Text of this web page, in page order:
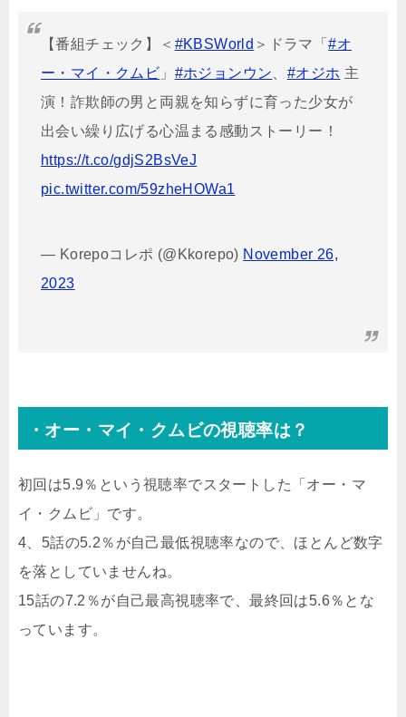
【番組チェック】＜ #KBSWorld ＞ドラマ「#オ
ー・マイ・クムビ 」 #ホジョンウン #オジホ 主
演！詐欺師の男と両親を知らずに育った少女が
出会い繰り広げる心温まる感動ストーリー！
https://t.co/gdjS2BsVeJ
pic.twitter.com/59zheHOWa1
— Korepoコレポ (@Kkorepo) November 26,
2023
・オー・マイ・クムビの視聴率は？
初回は5.9％という視聴率でスタートした「オー・マ
イ・クムビ」です。
4、5話の5.2％が自己最低視聴率なので、ほとんど数字
を落としていませんね。
15話の7.2％が自己最高視聴率で、最終回は5.6％とな
っています。